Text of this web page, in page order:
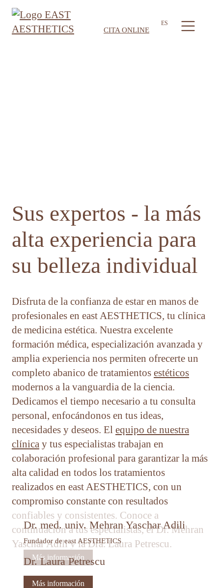
CITA ONLINE
ES
Sus expertos - la más
alta experiencia para
su belleza individual
Disfruta de la confianza de estar en manos de
profesionales en east AESTHETICS, tu clínica
de medicina estética. Nuestra excelente
formación médica, especialización avanzada y
amplia experiencia nos permiten ofrecerte un
completo abanico de tratamientos estéticos
modernos a la vanguardia de la ciencia.
Dedicamos el tiempo necesario a tu consulta
personal, enfocándonos en tus ideas,
necesidades y deseos. El equipo de nuestra
clínica y tus especialistas trabajan en
colaboración profesional para garantizar la más
alta calidad en todos los tratamientos
realizados en east AESTHETICS, con un
compromiso constante con resultados
confiables y consistentes. Conoce a
continuación a tus especialistas, el Dr. Mehran
Yaschar Adili y la Dra. Laura Petrescu.
Dr. med. univ. Mehran Yaschar Adili
Fundador de east AESTHETICS
Más información
Dr. Laura Petrescu
Más información